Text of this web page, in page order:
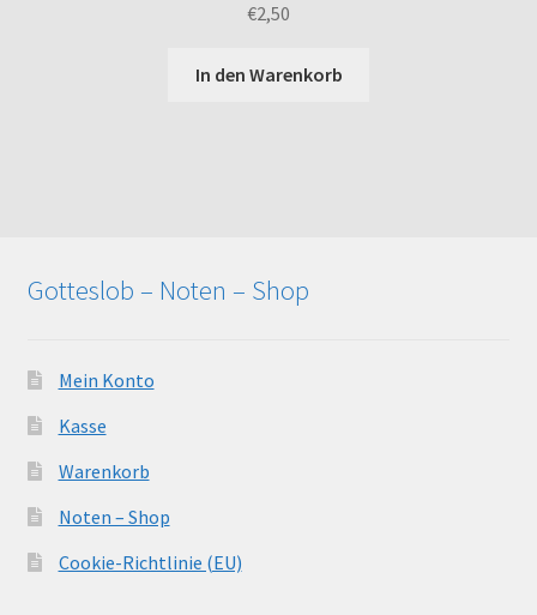
€2,50
In den Warenkorb
Gotteslob – Noten – Shop
Mein Konto
Kasse
Warenkorb
Noten – Shop
Cookie-Richtlinie (EU)